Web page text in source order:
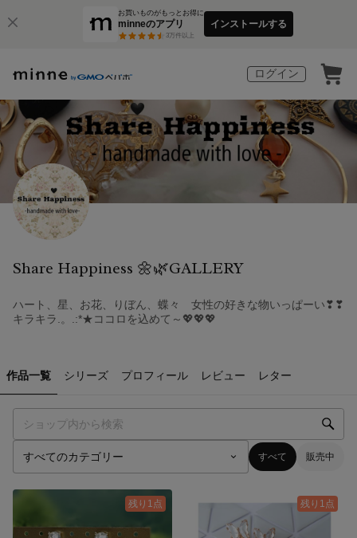
お買いものがもっとお得に
minneのアプリ
3万件以上
インストールする
ログイン
Share Happiness 🌼🌿GALLERY
ハート、星、お花、りぼん、蝶々 女性の好きな物いっぱーい❣❣
キラキラ.。.:*★ココロを込めて～💖💖💖
作品一覧 シリーズ プロフィール レビュー レター
すべて 販売中
残り1点 残り1点